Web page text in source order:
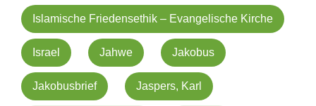
Islamische Friedensethik – Evangelische Kirche
Israel Jahwe Jakobus
Jakobusbrief Jaspers, Karl